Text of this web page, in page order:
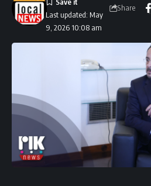
Last updated: May
9, 2026 10:08 am
Share